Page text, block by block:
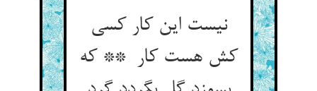
نیست این کار کسی
کش هست کار ** که